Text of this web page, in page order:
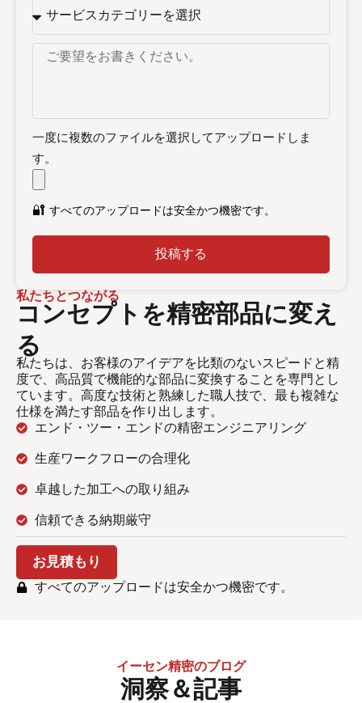
私たちとつながる
コンセプトを精密部品に変え
る
私たちは、お客様のアイデアを比類のないスピードと精
度で、高品質で機能的な部品に変換することを専門とし
ています。高度な技術と熟練した職人技で、最も複雑な
仕様を満たす部品を作り出します。
エンド・ツー・エンドの精密エンジニアリング
生産ワークフローの合理化
卓越した加工への取り組み
信頼できる納期厳守
お見積もり
すべてのアップロードは安全かつ機密です。
一度に複数のファイルを選択してアップロードしま
す。
🔐 すべてのアップロードは安全かつ機密です。
投稿する
イーセン精密のブログ
洞察＆記事